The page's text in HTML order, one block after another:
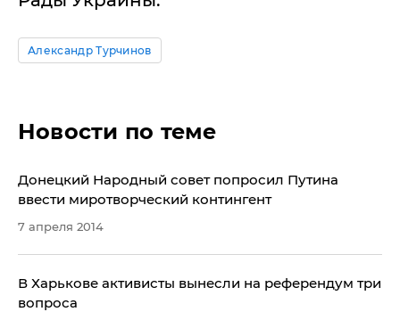
Александр Турчинов
Новости по теме
Донецкий Народный совет попросил Путина
ввести миротворческий контингент
7 апреля 2014
В Харькове активисты вынесли на референдум три
вопроса